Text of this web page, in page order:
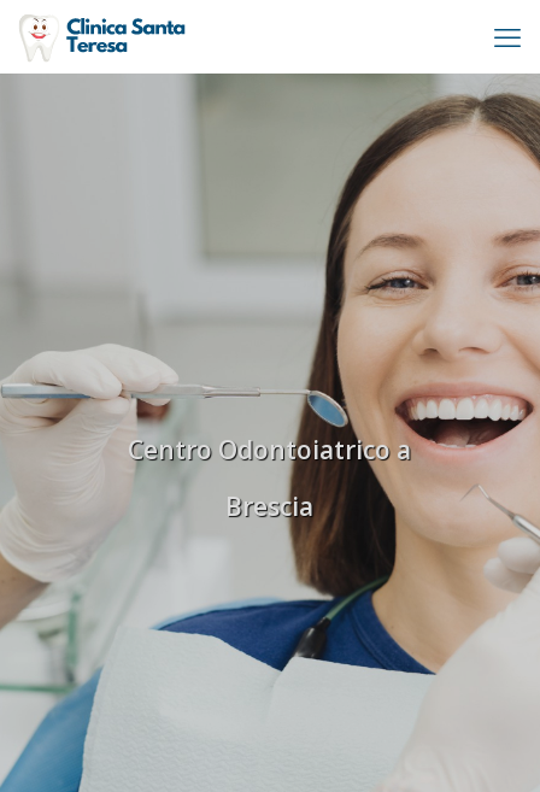
Centro Odontoiatrico a
Brescia